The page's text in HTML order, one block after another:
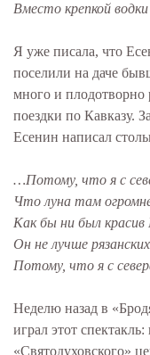
Вместо крепкой
Я уже писала, что
поселили на даче
много и плодотворно
поездки по Кавказу.
Есенин написал
…Потому, что я с
Что луна там
Как бы ни был красив
Он не лучше
Потому, что я с
Неделю назад в
играл этот
«Святодуховского»